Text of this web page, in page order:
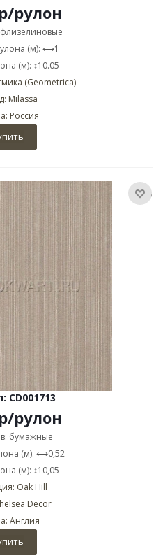
р/рулон
(м): ⟷1
(м): ↕10.05
(Geometrica)
Milassa
Россия
CD001713
р/рулон
бумажные
(м): ⟷0,52
(м): ↕10,05
Oak Hill
Decor
Англия